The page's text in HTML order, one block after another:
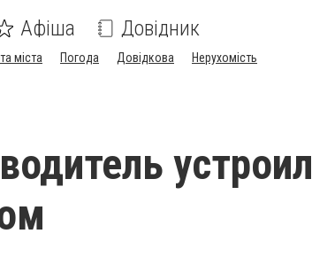
Афіша Довідник
міста Погода Довідкова Нерухомість
устроил